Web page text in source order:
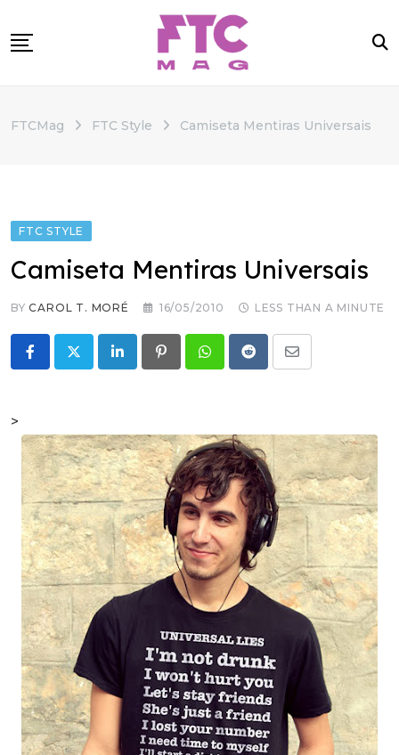
to
CATEGORIAS
FTCMag FTC Style Camiseta Mentiras Universais
FTC STYLE
Camiseta Mentiras Universais
BYCAROL T. MORÉ 16/05/2010 LESS THAN A MINUTE
LinkedInPinterestWhatsappRedditShare
>